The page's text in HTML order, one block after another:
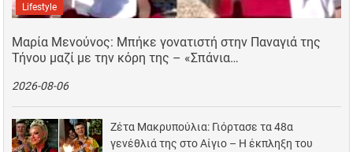
Lifestyle
Μαρία Μενούνος: Μπήκε γονατιστή στην Παναγιά της
Τήνου μαζί με την κόρη της – «Σπάνια…
2026-08-06
Ζέτα Μακρυπούλια: Γιόρτασε τα 48α
γενέθλιά της στο Αίγιο – Η έκπληξη του